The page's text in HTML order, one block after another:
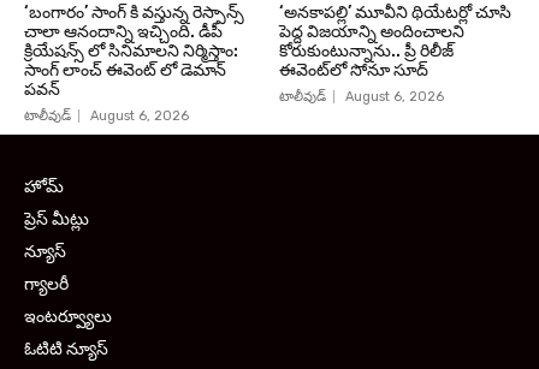
‘బంగారం’ సాంగ్ కి వస్తున్న రెస్పాన్స్
చాలా ఆనందాన్ని ఇచ్చింది. డీపీ
క్రియేషన్స్ లో సినిమాలని నిర్మిస్తాం:
సాంగ్ లాంచ్ ఈవెంట్ లో డెమాన్
పవన్
టాలీవుడ్ August 6, 2026
‘అనకాపల్లి’ మూవీని థియేటర్లో చూసి
పెద్ద విజయాన్ని అందించాలని
కోరుకుంటున్నాను.. ప్రీ రిలీజ్
ఈవెంట్‌లో సోనూ సూద్
టాలీవుడ్ August 6, 2026
హోమ్
ప్రెస్ మీట్లు
న్యూస్
గ్యాలరీ
ఇంటర్వ్యూలు
ఓటిటి న్యూస్